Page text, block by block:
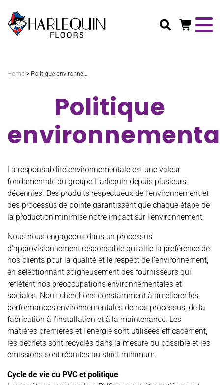
Home > Politique environnementale
Politique
La responsabilité environnementale est une valeur
fondamentale du groupe Harlequin depuis plusieurs
décennies. Des produits respectueux de l’environnement et
des processus de pointe garantissent que chaque étape de
la production minimise notre impact sur l’environnement.
Nous nous engageons dans un processus
d’approvisionnement responsable qui allie la préférence de
nos clients pour la qualité et le respect de l’environnement,
en sélectionnant soigneusement des fournisseurs qui
reflètent nos préoccupations environnementales et
sociales. Nous cherchons constamment à améliorer les
performances environnementales de nos processus, de la
fabrication à l’installation et à la maintenance. Les
matières premières et l’énergie sont utilisées efficacement,
les déchets sont recyclés dans la mesure du possible et les
émissions sont réduites au strict minimum.
Cycle de vie du PVC et politique